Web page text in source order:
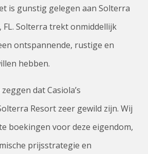
is gunstig gelegen aan Solterra
FL. Solterra trekt onmiddellijk
ontspannende, rustige en
hebben.
dat Casiola’s
Resort zeer gewild zijn. Wij
boekingen voor deze eigendom,
prijsstrategie en